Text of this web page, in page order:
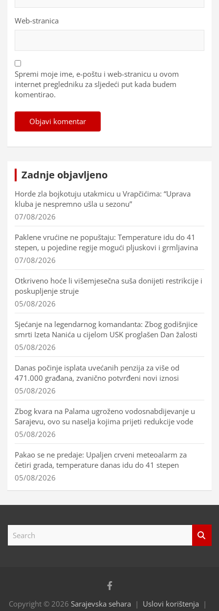
Web-stranica
Spremi moje ime, e-poštu i web-stranicu u ovom
internet pregledniku za sljedeći put kada budem
komentirao.
Zadnje objavljeno
Horde zla bojkotuju utakmicu u Vrapčićima: “Uprava
kluba je nespremno ušla u sezonu”
07/08/2026
Paklene vrućine ne popuštaju: Temperature idu do 41
stepen, u pojedine regije mogući pljuskovi i grmljavina
07/08/2026
Otkriveno hoće li višemjesečna suša donijeti restrikcije i
poskupljenje struje
05/08/2026
Sjećanje na legendarnog komandanta: Zbog godišnjice
smrti Izeta Nanića u cijelom USK proglašen Dan žalosti
05/08/2026
Danas počinje isplata uvećanih penzija za više od
471.000 građana, zvanično potvrđeni novi iznosi
05/08/2026
Zbog kvara na Palama ugroženo vodosnabdijevanje u
Sarajevu, ovo su naselja kojima prijeti redukcije vode
05/08/2026
Pakao se ne predaje: Upaljen crveni meteoalarm za
četiri grada, temperature danas idu do 41 stepen
05/08/2026
Copyright © 2026 Sarajevska sehara Uslovi korištenja